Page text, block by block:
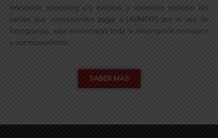
televisión, streaming y/o eventos, y necesitas conocer las
tarifas que corresponden pagar a UNIMPRO por el uso de
fonogramas, aquí encontrarás toda la información necesaria
y correspondiente.
SABER MÁS